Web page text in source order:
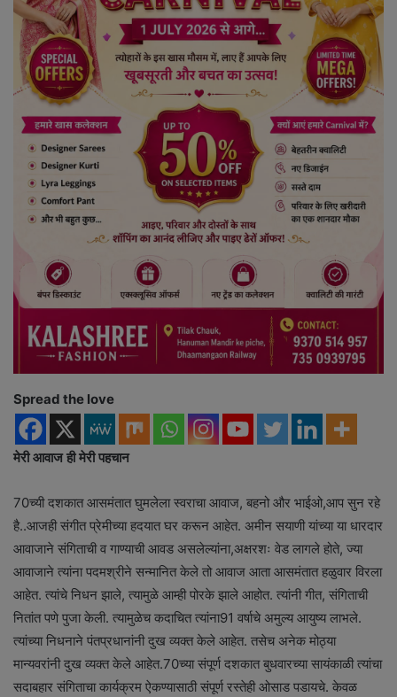
Spread the love
मेरी आवाज ही मेरी पहचान
70च्यी दशकात आसमंतात घुमलेला स्वराचा आवाज, बहनो और भाईओ,आप सुन रहे
है..आजही संगीत प्रेमीच्या हदयात घर करून आहेत. अमीन सयाणी यांच्या या धारदार
आवाजाने संगिताची व गाण्याची आवड असलेल्यांना,अक्षरशः वेड लागले होते, ज्या
आवाजाने त्यांना पदमश्रीने सन्मानित केले तो आवाज आता आसमंतात हळुवार विरला
आहेत. त्यांचे निधन झाले, त्यामुळे आम्ही पोरके झाले आहोत. त्यांनी गीत, संगिताची
नितांत पणे पुजा केली. त्यामुळेच कदाचित त्यांना91 वर्षाचे अमुल्य आयुष्य लाभले.
त्यांच्या निधनाने पंतप्रधानांनी दुख व्यक्त केले आहेत. तसेच अनेक मोठ्या
मान्यवरांनी दुख व्यक्त केले आहेत.70च्या संपूर्ण दशकात बुधवारच्या सायंकाळी त्यांचा
सदाबहार संगिताचा कार्यक्रम ऐकण्यासाठी संपूर्ण रस्तेही ओसाड पडायचे. केवळ